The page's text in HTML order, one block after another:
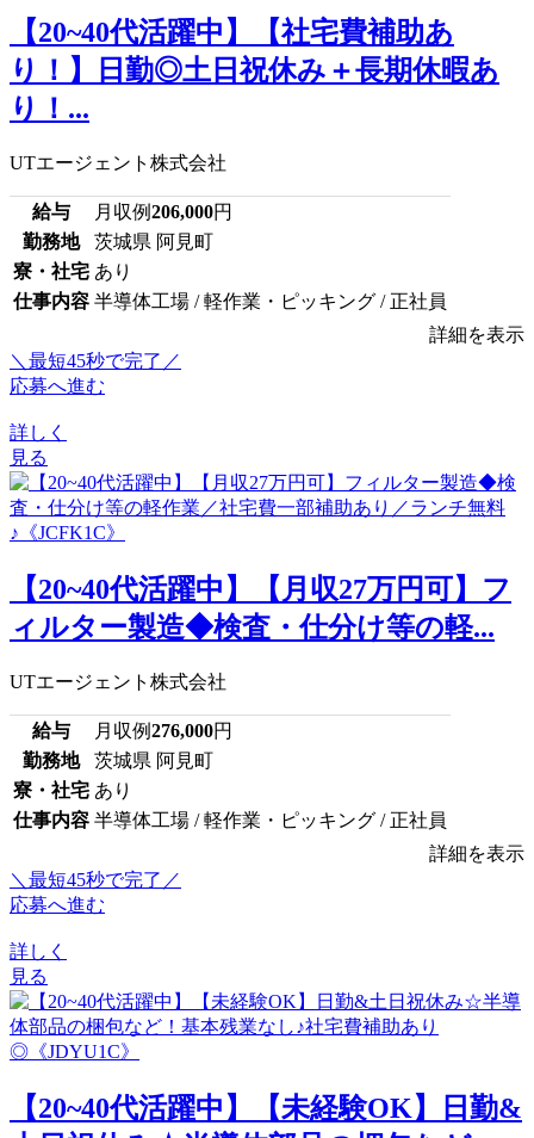
【20~40代活躍中】【社宅費補助あ
り！】日勤◎土日祝休み＋長期休暇あ
り！...
UTエージェント株式会社
給与 月収例206,000円
勤務地
茨城県 阿見町
寮・社宅 あり
仕事内容 半導体工場 / 軽作業・ピッキング / 正社員
詳細を表示
＼最短45秒で完了／
応募へ進む
詳しく
見る
【20~40代活躍中】【月収27万円可】フ
ィルター製造◆検査・仕分け等の軽...
UTエージェント株式会社
給与 月収例276,000円
勤務地
茨城県 阿見町
寮・社宅 あり
仕事内容 半導体工場 / 軽作業・ピッキング / 正社員
詳細を表示
＼最短45秒で完了／
応募へ進む
詳しく
見る
【20~40代活躍中】【未経験OK】日勤&